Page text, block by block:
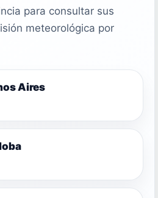
para consultar sus
meteorológica por
Aires